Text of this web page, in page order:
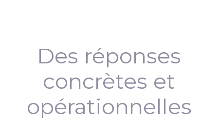
Des réponses
concrètes et
opérationnelles